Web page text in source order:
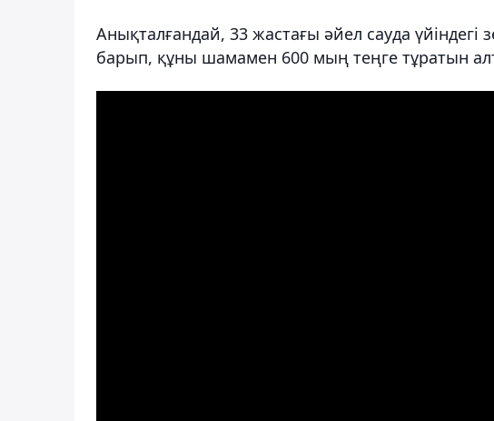
Анықталғандай, 33 жастағы әйел сауда
барып, құны шамамен 600 мың теңге тұратын